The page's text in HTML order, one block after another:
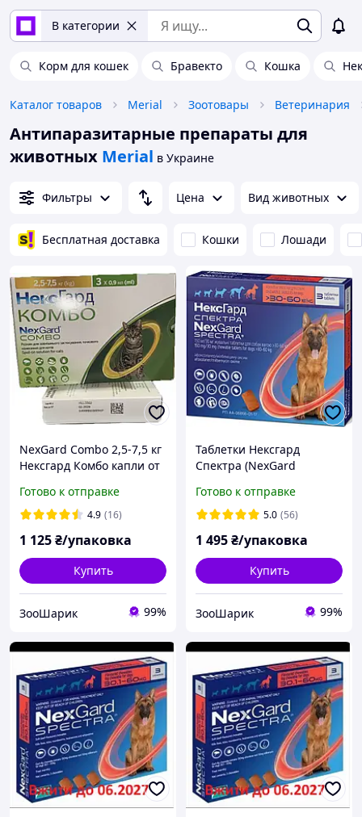
В категории
Корм для кошек Бравекто Кошка
Каталог товаров Merial Зоотовары Ветеринария
Антипаразитарные препараты для
животных Merial в Украине
Фильтры Цена Вид животных
Бесплатная доставка Кошки Лошади
NexGard Combo 2,5-7,5 кг
Нексгард Комбо капли от
для котов (УПАКОВКА)
Готово к отправке
4.9 (16)
1 125₴/упаковка
Купить
ЗооШарик 99%
Таблетки Нексгард
Спектра (NexGard
и глистов для собак, 30-60
кг (1 упаковка)
Готово к отправке
5.0 (56)
1 495₴/упаковка
Купить
ЗооШарик 99%